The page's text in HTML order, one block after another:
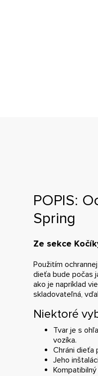
POPIS:
Spring
Ze sekce
Použitím
dieťa bude počas
ako je napríklad
skladovateľná,
Niektoré
Tvar je s
vozíka.
Chráni dieťa
Jeho